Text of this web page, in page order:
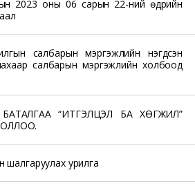
2023 оны 06 сарын 22-ний өдрийн
салбарын мэргэжлийн нэгдсэн
салбарын мэргэжлийн холбоод
“ИТГЭЛЦЭЛ БА ХӨГЖИЛ”
шалгаруулах урилга